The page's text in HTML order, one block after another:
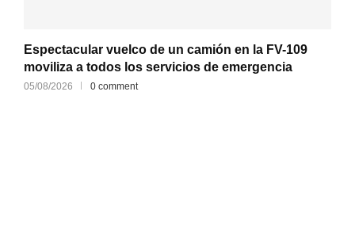
Espectacular vuelco de un camión en la FV-109
moviliza a todos los servicios de emergencia
05/08/2026 0 comment